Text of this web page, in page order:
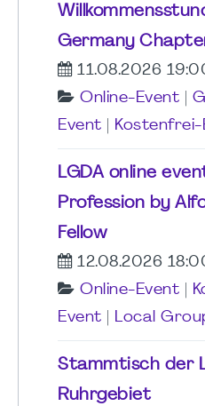
Germany
11.08.2026
Online-Event
Event
Kostenfrei-
LGDA online
Profession by
Fellow
12.08.2026
Online-Event
Event
Local
Stammtisch der
Ruhrgebiet